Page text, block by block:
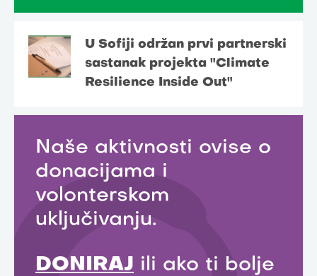
U Sofiji održan prvi partnerski
sastanak projekta "Climate
Resilience Inside Out"
Naše aktivnosti ovise o
donacijama i
volonterskom
uključivanju.
DONIRAJ ili ako ti bolje